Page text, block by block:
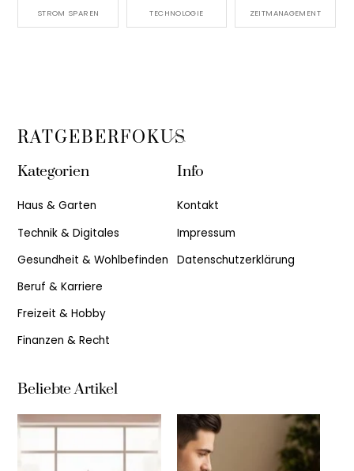
STROM SPAREN TECHNOLOGIE ZEITMANAGEMENT
Back
Top
RATGEBERFOKUS
Kategorien
Haus & Garten
Technik & Digitales
Gesundheit & Wohlbefinden
Beruf & Karriere
Freizeit & Hobby
Finanzen & Recht
Info
Kontakt
Impressum
Datenschutzerklärung
Beliebte Artikel